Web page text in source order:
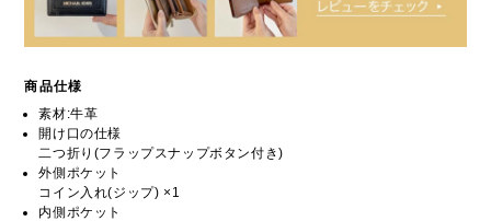
商品仕様
素材:牛革
開け口の仕様
二つ折り(フラップスナップボタン付き)
外側ポケット
コイン入れ(ジップ) ×1
内側ポケット